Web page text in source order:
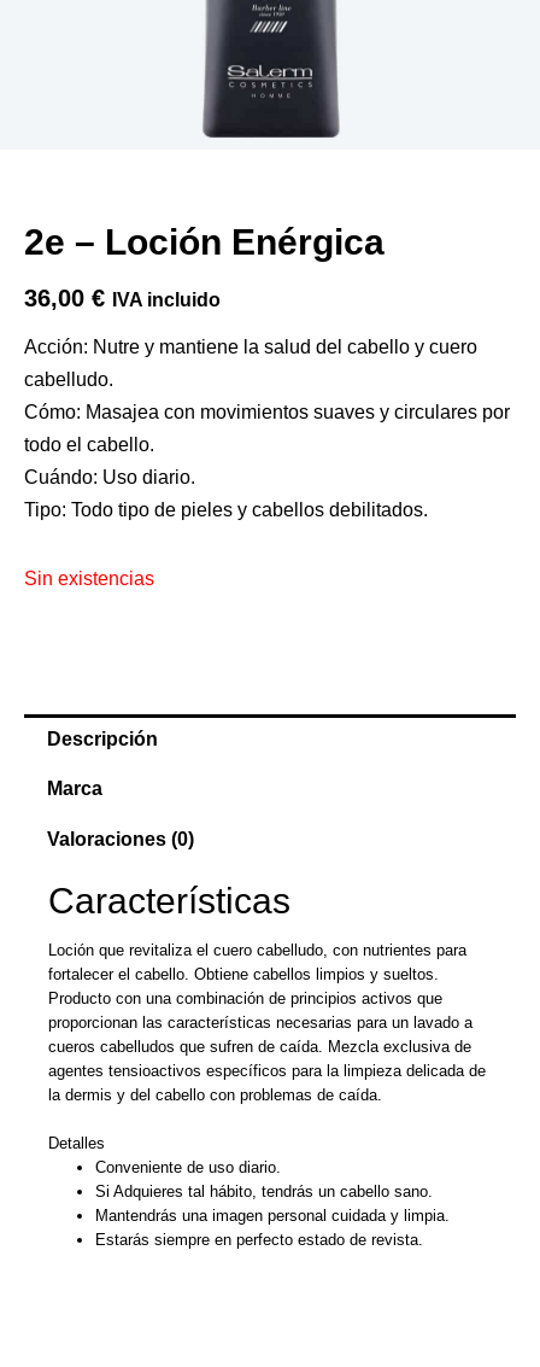
2e – Loción Enérgica
36,00 € IVA incluido
Acción: Nutre y mantiene la salud del cabello y cuero
cabelludo.
Cómo: Masajea con movimientos suaves y circulares por
todo el cabello.
Cuándo: Uso diario.
Tipo: Todo tipo de pieles y cabellos debilitados.
Sin existencias
Descripción
Marca
Valoraciones (0)
Características
Loción que revitaliza el cuero cabelludo, con nutrientes para
fortalecer el cabello. Obtiene cabellos limpios y sueltos.
Producto con una combinación de principios activos que
proporcionan las características necesarias para un lavado a
cueros cabelludos que sufren de caída. Mezcla exclusiva de
agentes tensioactivos específicos para la limpieza delicada de
la dermis y del cabello con problemas de caída.
Detalles
Conveniente de uso diario.
Si Adquieres tal hábito, tendrás un cabello sano.
Mantendrás una imagen personal cuidada y limpia.
Estarás siempre en perfecto estado de revista.